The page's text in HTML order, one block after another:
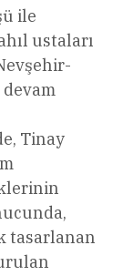
ile
ustaları
devam
Tinay
tasarlanan